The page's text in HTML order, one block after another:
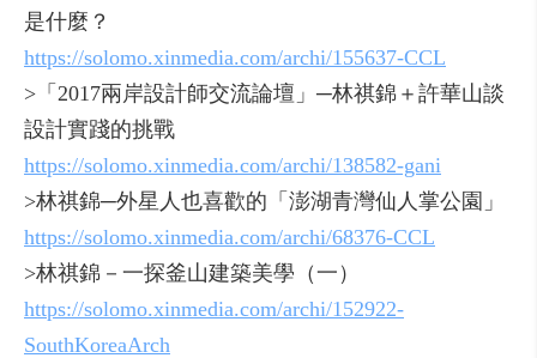
是什麼？
https://solomo.xinmedia.com/archi/155637-CCL
>「2017兩岸設計師交流論壇」─林祺錦＋許華山談
設計實踐的挑戰
https://solomo.xinmedia.com/archi/138582-gani
>林祺錦─外星人也喜歡的「澎湖青灣仙人掌公園」
https://solomo.xinmedia.com/archi/68376-CCL
>林祺錦－一探釜山建築美學（一）
https://solomo.xinmedia.com/archi/152922-
SouthKoreaArch